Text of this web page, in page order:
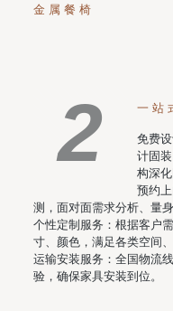
金属餐椅
2 一站
免费
计固
构深化
预约
测，面对面需求分析、量
个性定制服务：根据客户
寸、颜色，满足各类空间
运输安装服务：全国物流
验，确保家具安装到位。